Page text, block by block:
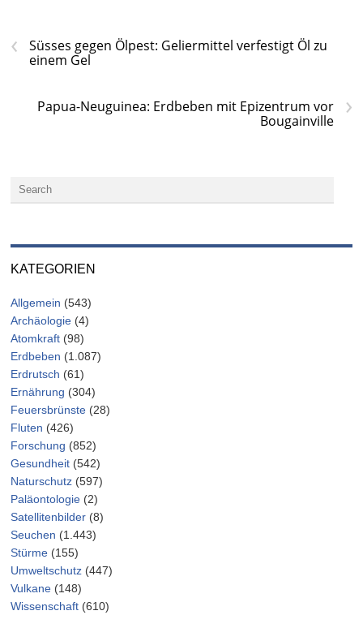
‹
Süsses gegen Ölpest: Geliermittel verfestigt Öl zu
einem Gel
›
Papua-Neuguinea: Erdbeben mit Epizentrum vor
Bougainville
KATEGORIEN
Allgemein (543)
Archäologie (4)
Atomkraft (98)
Erdbeben (1.087)
Erdrutsch (61)
Ernährung (304)
Feuersbrünste (28)
Fluten (426)
Forschung (852)
Gesundheit (542)
Naturschutz (597)
Paläontologie (2)
Satellitenbilder (8)
Seuchen (1.443)
Stürme (155)
Umweltschutz (447)
Vulkane (148)
Wissenschaft (610)